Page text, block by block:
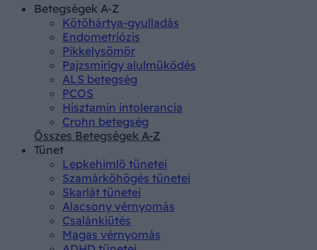
Betegségek A-Z
Kötőhártya-gyulladás
Endometriózis
Pikkelysömör
Pajzsmirigy alulműködés
ALS betegség
PCOS
Hisztamin intolerancia
Crohn betegség
Összes Betegségek A-Z
Tünet
Lepkehimlő tünetei
Szamárköhögés tünetei
Skarlát tünetei
Alacsony vérnyomás
Csalánkiütés
Magas vérnyomás